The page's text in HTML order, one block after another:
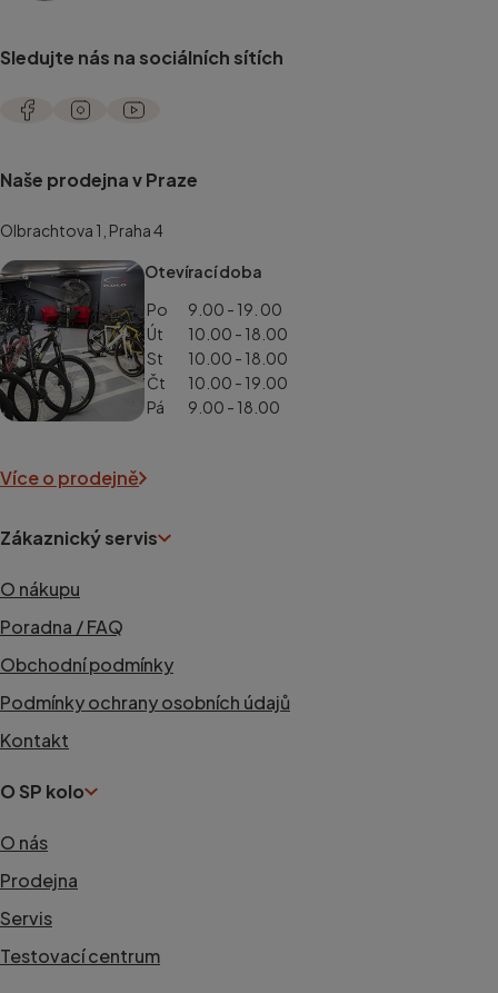
Sledujte nás na sociálních sítích
Naše prodejna v Praze
Olbrachtova 1, Praha 4
Otevírací doba
Po
9.00 - 19. 00
Út
10.00 - 18.00
St
10.00 - 18.00
Čt
10.00 - 19.00
Pá
9.00 - 18.00
Více o prodejně
Zákaznický servis
O nákupu
Poradna / FAQ
Obchodní podmínky
Podmínky ochrany osobních údajů
Kontakt
O SP kolo
O nás
Prodejna
Servis
Testovací centrum